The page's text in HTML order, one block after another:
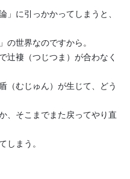
」に引っかかってしまうと、
の世界なのですから。
辻褄（つじつま） が合わなく
（むじゅん）が生じて、
どう
、 そこまでまた戻ってやり直
しまう。